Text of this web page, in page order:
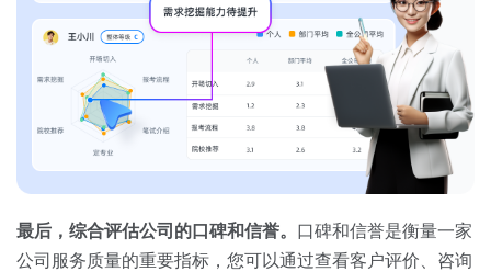
最后，综合评估公司的口碑和信誉。 口碑和信誉是衡量一家
公司服务质量的重要指标，您可以通过查看客户评价、咨询